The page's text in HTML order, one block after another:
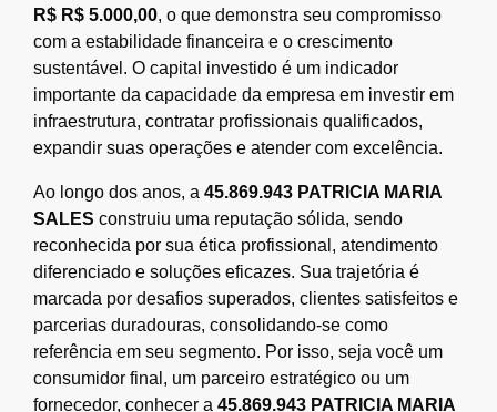
R$ R$ 5.000,00, o que demonstra seu compromisso
com a estabilidade financeira e o crescimento
sustentável. O capital investido é um indicador
importante da capacidade da empresa em investir em
infraestrutura, contratar profissionais qualificados,
expandir suas operações e atender com excelência.
Ao longo dos anos, a 45.869.943 PATRICIA MARIA
SALES construiu uma reputação sólida, sendo
reconhecida por sua ética profissional, atendimento
diferenciado e soluções eficazes. Sua trajetória é
marcada por desafios superados, clientes satisfeitos e
parcerias duradouras, consolidando-se como
referência em seu segmento. Por isso, seja você um
consumidor final, um parceiro estratégico ou um
fornecedor, conhecer a 45.869.943 PATRICIA MARIA